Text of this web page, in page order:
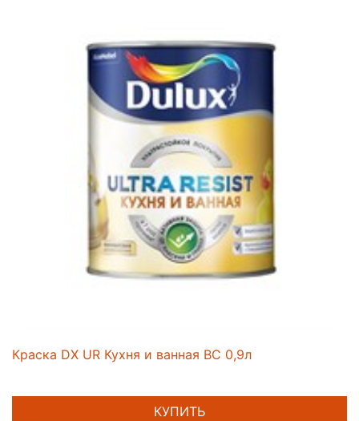
Краска DX UR Кухня и ванная BC 0,9л
КУПИТЬ